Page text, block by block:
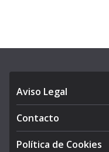
Aviso Legal
Contacto
Política de Cookies